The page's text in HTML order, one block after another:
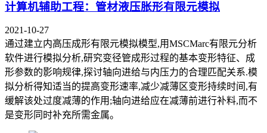
计算机辅助工程：管材液压胀形有限元模拟
2021-10-27
通过建立内高压成形有限元模拟模型,用MSCMarc有限元分析
软件进行模拟分析,研究变径管成形过程的基本变形特征、成
形参数的影响规律,探讨轴向进给与内压力的合理匹配关系.模
拟分析得知适当的提高变形速率,减少减薄区变形持续时间,有
缓解该处过度减薄的作用;轴向进给应在减薄前进行补料,而不
是变形同时补充所需金属。